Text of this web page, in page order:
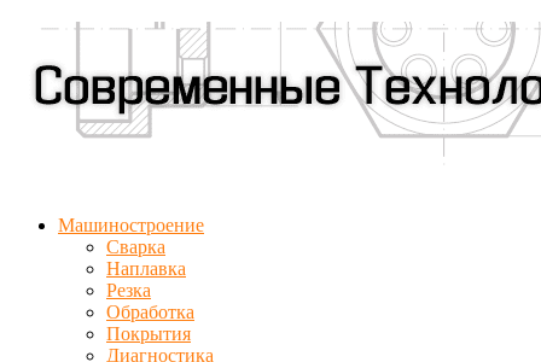
Машиностроение
Сварка
Наплавка
Резка
Обработка
Покрытия
Диагностика